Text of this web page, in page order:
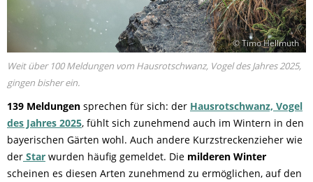
© Timo Hellmuth
Weit über 100 Meldungen vom Hausrotschwanz, Vogel des Jahres 2025,
gingen bisher ein.
139 Meldungen sprechen für sich: der Hausrotschwanz, Vogel
des Jahres 2025, fühlt sich zunehmend auch im Wintern in den
bayerischen Gärten wohl. Auch andere Kurzstreckenzieher wie
der Star wurden häufig gemeldet. Die milderen Winter
scheinen es diesen Arten zunehmend zu ermöglichen, auf den